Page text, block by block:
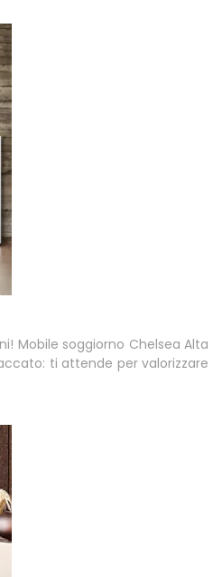
Mobile soggiorno Chelsea Alta
ti attende per valorizzare